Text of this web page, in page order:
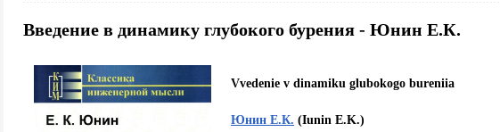
Введение в динамику глубокого бурения - Юнин Е.К.
Vvedenie v dinamiku glubokogo bureniia
Юнин Е.К. (Iunin E.K.)